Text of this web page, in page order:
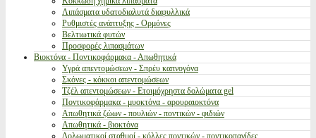
Λιπάσματα υδατοδιαλυτά διαφυλλικά
Ρυθμιστές ανάπτυξης - Ορμόνες
Βελτιωτικά φυτών
Προσφορές λιπασμάτων
Βιοκτόνα - Ποντικοφάρμακα - Απωθητικά
Υγρά απεντομώσεων - Σπρέυ καπνογόνα
Σκόνες - κόκκοι απεντομώσεων
Τζέλ απεντομώσεων - Ετοιμόχρηστα δολώματα gel
Ποντικοφάρμακα - μυοκτόνα - αρουραιοκτόνα
Απωθητικά ζώων - πουλιών - ποντικών - φιδιών
Απωθητικά - βιοκτόνα
Δολωματικοί σταθμοί - κόλλες ποντικών - ποντικοπαγίδες